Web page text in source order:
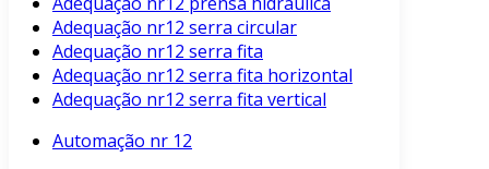
Adequação nr12 serra circular
Adequação nr12 serra fita
Adequação nr12 serra fita horizontal
Adequação nr12 serra fita vertical
Automação nr 12